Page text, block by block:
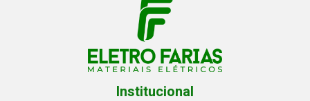
Institucional